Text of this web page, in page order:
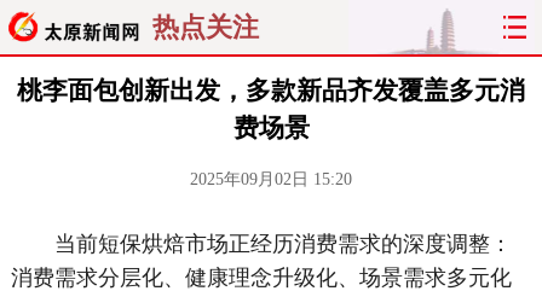
热点关注
桃李面包创新出发，多款新品齐发覆盖多元消
费场景
2025年09月02日 15:20
当前短保烘焙市场正经历消费需求的深度调整：
消费需求分层化、健康理念升级化、场景需求多元化